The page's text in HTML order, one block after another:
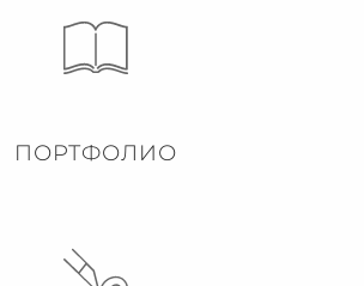
ПОРТФОЛИО